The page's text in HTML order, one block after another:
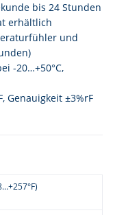
bis 24 Stunden
erhältlich
und
-20…+50°C,
Genauigkeit ±3%rF